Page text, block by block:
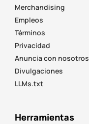
Merchandising
Empleos
Términos
Privacidad
Anuncia con nosotros
Divulgaciones
LLMs.txt
Herramientas